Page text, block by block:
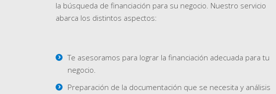
la búsqueda de financiación para su negocio. Nuestro servicio
abarca los distintos aspectos:
Te asesoramos para lograr la financiación adecuada para tu
negocio.
Preparación de la documentación que se necesita y análisis